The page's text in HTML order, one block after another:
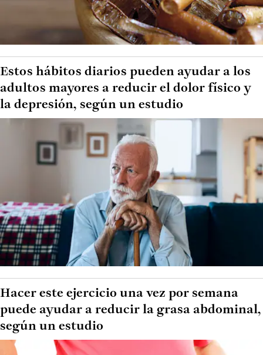
Estos hábitos diarios pueden ayudar a los
adultos mayores a reducir el dolor físico y
la depresión, según un estudio
Hacer este ejercicio una vez por semana
puede ayudar a reducir la grasa abdominal,
según un estudio